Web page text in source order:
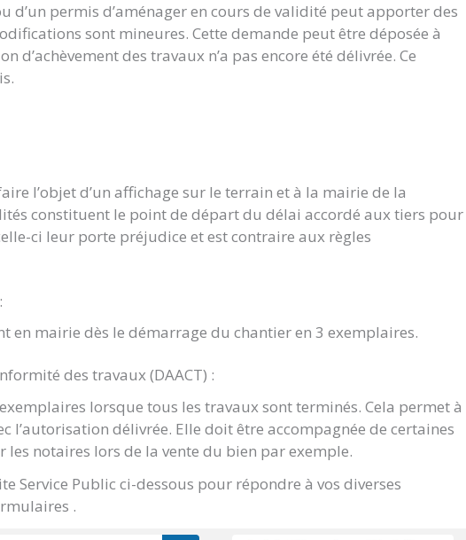
d’un permis d’aménager en cours de validité peut apporter des
sont mineures. Cette demande peut être déposée à
d’achèvement des travaux n’a pas encore été délivrée. Ce
l’objet d’un affichage sur le terrain et à la mairie de la
constituent le point de départ du délai accordé aux tiers pour
ci leur porte préjudice et est contraire aux règles
en mairie dès le démarrage du chantier en 3 exemplaires.
des travaux (DAACT) :
lorsque tous les travaux sont terminés. Cela permet à
l’autorisation délivrée. Elle doit être accompagnée de certaines
notaires lors de la vente du bien par exemple.
Service Public ci-dessous pour répondre à vos diverses
.